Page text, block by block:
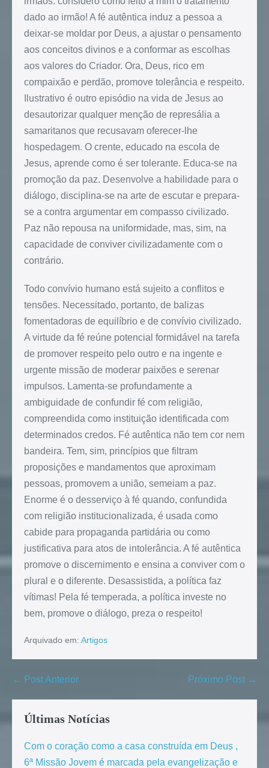
dado ao irmão! A fé autêntica induz a pessoa a
deixar-se moldar por Deus, a ajustar o pensamento
aos conceitos divinos e a conformar as escolhas
aos valores do Criador. Ora, Deus, rico em
compaixão e perdão, promove tolerância e respeito.
Ilustrativo é outro episódio na vida de Jesus ao
desautorizar qualquer menção de represália a
samaritanos que recusavam oferecer-lhe
hospedagem. O crente, educado na escola de
Jesus, aprende como é ser tolerante. Educa-se na
promoção da paz. Desenvolve a habilidade para o
diálogo, disciplina-se na arte de escutar e prepara-
se a contra argumentar em compasso civilizado.
Paz não repousa na uniformidade, mas, sim, na
capacidade de conviver civilizadamente com o
contrário.
Todo convívio humano está sujeito a conflitos e
tensões. Necessitado, portanto, de balizas
fomentadoras de equilíbrio e de convívio civilizado.
A virtude da fé reúne potencial formidável na tarefa
de promover respeito pelo outro e na ingente e
urgente missão de moderar paixões e serenar
impulsos. Lamenta-se profundamente a
ambiguidade de confundir fé com religião,
compreendida como instituição identificada com
determinados credos. Fé autêntica não tem cor nem
bandeira. Tem, sim, princípios que filtram
proposições e mandamentos que aproximam
pessoas, promovem a união, semeiam a paz.
Enorme é o desserviço à fé quando, confundida
com religião institucionalizada, é usada como
cabide para propaganda partidária ou como
justificativa para atos de intolerância. A fé autêntica
promove o discernimento e ensina a conviver com o
plural e o diferente. Desassistida, a política faz
vítimas! Pela fé temperada, a política investe no
bem, promove o diálogo, preza o respeito!
Arquivado em: Artigos
← Post Anterior Próximo Post →
Últimas Notícias
Com o coração como a casa construída em Deus ,
6ª Missão Jovem é marcada pela evangelização e